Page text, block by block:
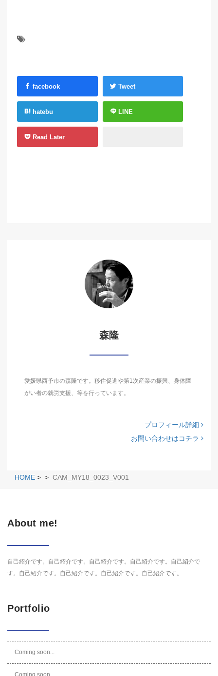
facebook Tweet
hatebu LINE
Read Later
森隆
愛媛県西予市の森隆です。移住促進や第1次産業の振興、身体障
がい者の就労支援、等を行っています。
プロフィール詳細
お問い合わせはコチラ
HOME > > CAM_MY18_0023_V001
About me!
自己紹介です。自己紹介です。自己紹介です。自己紹介です。自己紹介で
す。自己紹介です。自己紹介です。自己紹介です。自己紹介です。
Portfolio
Coming soon...
Coming soon...